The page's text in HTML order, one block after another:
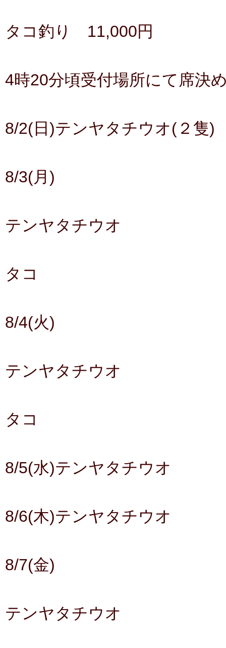
タコ釣り 11,000円
4時20分頃受付場所にて席決
8/2(日)テンヤタチウオ(２隻)
8/3(月)
テンヤタチウオ
タコ
8/4(火)
テンヤタチウオ
タコ
8/5(水)テンヤタチウオ
8/6(木)テンヤタチウオ
8/7(金)
テンヤタチウオ